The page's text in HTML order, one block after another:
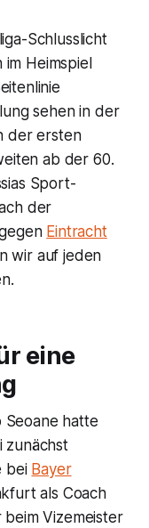
Schlusslicht
Heimspiel
sehen in der
der ersten
ab der 60.
Sport-
der
Eintracht
wir auf jeden
eine
Seoane hatte
zunächst
bei Bayer
als Coach
Vizemeister